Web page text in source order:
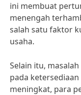
ini membuat
menengah
salah satu faktor
usaha.
Selain itu,
pada
meningkat, para